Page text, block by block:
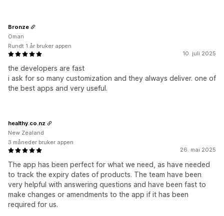
10. juli 2025
the developers are fast
i ask for so many customization and they always deliver. one of
the best apps and very useful.
Bronze
Oman
Rundt 1 år bruker appen
26. mai 2025
The app has been perfect for what we need, as have needed
to track the expiry dates of products. The team have been
very helpful with answering questions and have been fast to
make changes or amendments to the app if it has been
required for us.
healthy.co.nz
New Zealand
3 måneder bruker appen